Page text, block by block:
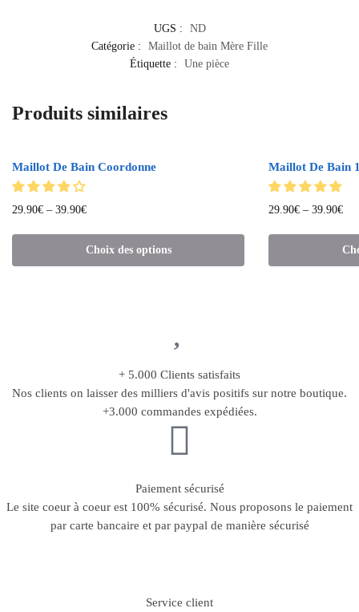
UGS :
ND
Catégorie :
Maillot de bain Mère Fille
Étiquette :
Une pièce
Produits similaires
Maillot De Bain Coordonne
29.90€ – 39.90€
Choix des options
Maillot De Bain
29.90€ – 39.90€
+ 5.000 Clients satisfaits
Nos clients on laisser des milliers d'avis positifs sur notre boutique.
+3.000 commandes expédiées.
Paiement sécurisé
Le site coeur à coeur est 100% sécurisé. Nous proposons le paiement
par carte bancaire et par paypal de manière sécurisé
Service client